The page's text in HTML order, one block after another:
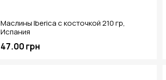
Маслины Iberica c косточкой 210 гр,
Испания
47.00 грн